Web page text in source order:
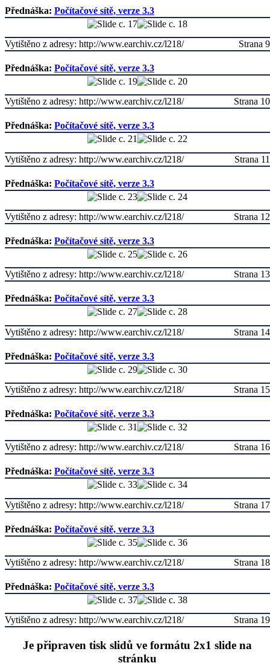
Přednáška: Počítačové sítě, verze 3.3
Strana 9
Vytištěno z adresy: http://www.earchiv.cz/l218/
Přednáška: Počítačové sítě, verze 3.3
Strana 10
Vytištěno z adresy: http://www.earchiv.cz/l218/
Přednáška: Počítačové sítě, verze 3.3
Strana 11
Vytištěno z adresy: http://www.earchiv.cz/l218/
Přednáška: Počítačové sítě, verze 3.3
Strana 12
Vytištěno z adresy: http://www.earchiv.cz/l218/
Přednáška: Počítačové sítě, verze 3.3
Strana 13
Vytištěno z adresy: http://www.earchiv.cz/l218/
Přednáška: Počítačové sítě, verze 3.3
Strana 14
Vytištěno z adresy: http://www.earchiv.cz/l218/
Přednáška: Počítačové sítě, verze 3.3
Strana 15
Vytištěno z adresy: http://www.earchiv.cz/l218/
Přednáška: Počítačové sítě, verze 3.3
Strana 16
Vytištěno z adresy: http://www.earchiv.cz/l218/
Přednáška: Počítačové sítě, verze 3.3
Strana 17
Vytištěno z adresy: http://www.earchiv.cz/l218/
Přednáška: Počítačové sítě, verze 3.3
Strana 18
Vytištěno z adresy: http://www.earchiv.cz/l218/
Přednáška: Počítačové sítě, verze 3.3
Strana 19
Vytištěno z adresy: http://www.earchiv.cz/l218/
Je připraven tisk slidů ve formátu 2x1 slide na
stránku